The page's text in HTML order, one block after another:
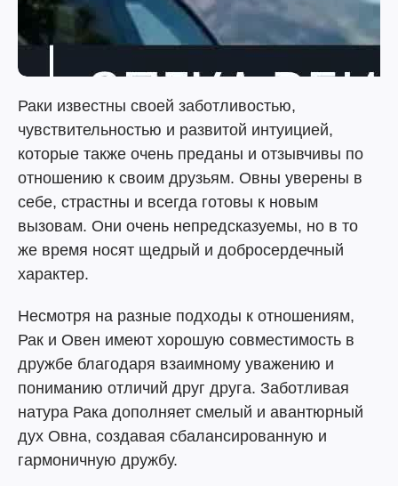
Раки известны своей заботливостью,
чувствительностью и развитой интуицией,
которые также очень преданы и отзывчивы по
отношению к своим друзьям. Овны уверены в
себе, страстны и всегда готовы к новым
вызовам. Они очень непредсказуемы, но в то
же время носят щедрый и добросердечный
характер.
Несмотря на разные подходы к отношениям,
Рак и Овен имеют хорошую совместимость в
дружбе благодаря взаимному уважению и
пониманию отличий друг друга. Заботливая
натура Рака дополняет смелый и авантюрный
дух Овна, создавая сбалансированную и
гармоничную дружбу.